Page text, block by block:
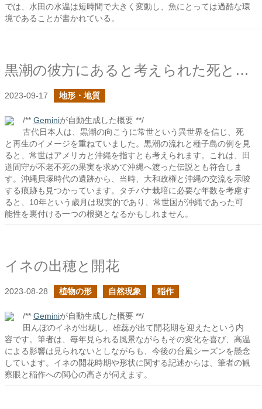
では、水田の水温は短時間で大きく変動し、魚にとっては過酷な環
境であることが書かれている。
黒潮の彼方にあると考えられた死と再生の異郷「常世」
2023-09-17 地形・地質
/** Geminiが自動生成した概要 **/
古代日本人は、黒潮の向こうに常世という異世界を信じ、死
と再生のイメージを重ねていました。黒潮の流れと種子島の例を見
ると、常世はアメリカと沖縄を指すとも考えられます。これは、田
道間守が不老不死の果実を求めて沖縄へ渡った伝説とも符合しま
す。沖縄貝塚時代の遺跡から、当時、大和政権と沖縄の交流を示唆
する痕跡も見つかっています。タチバナ栽培に必要な年数を考慮す
ると、10年という歳月は現実的であり、常世国が沖縄であった可
能性を裏付ける一つの根拠となるかもしれません。
イネの出穂と開花
2023-08-28 植物の形 自然現象 稲作
/** Geminiが自動生成した概要 **/
田んぼのイネが出穂し、雄蕊が出て開花期を迎えたという内
容です。筆者は、毎年見られる風景ながらもその変化を喜び、高温
による影響は見られないとしながらも、今後の台風シーズンを懸念
しています。イネの開花時期や形状に関する記述からは、筆者の観
察眼と稲作への関心の高さが伺えます。